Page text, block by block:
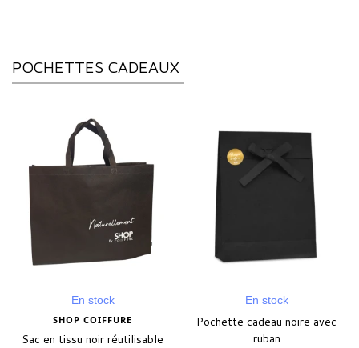
POCHETTES CADEAUX
En stock
SHOP COIFFURE
Sac en tissu noir réutilisable
En stock
Pochette cadeau noire avec
ruban